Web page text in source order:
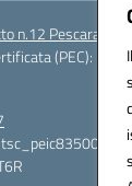
n.12 Pescara
(PEC):